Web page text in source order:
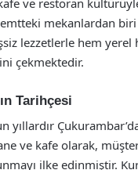
mekanlardan
lezzetlerle hem yerel
çekmektedir.
Tarihçesi
yıllardır
ve kafe olarak,
ilke edinmiştir.